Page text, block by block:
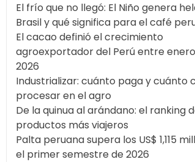
El frío que no llegó: El Niño genera
Brasil y qué significa para el café
El cacao definió el crecimiento
agroexportador del Perú entre
2026
Industrializar: cuánto paga y cuánto
procesar en el agro
De la quinua al arándano: el ranking
productos más viajeros
Palta peruana supera los US$ 1,115
el primer semestre de 2026